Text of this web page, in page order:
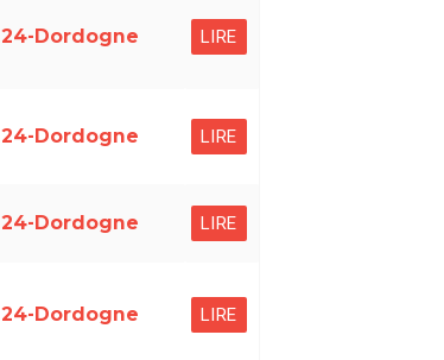
24-Dordogne LIRE
24-Dordogne LIRE
24-Dordogne LIRE
24-Dordogne LIRE